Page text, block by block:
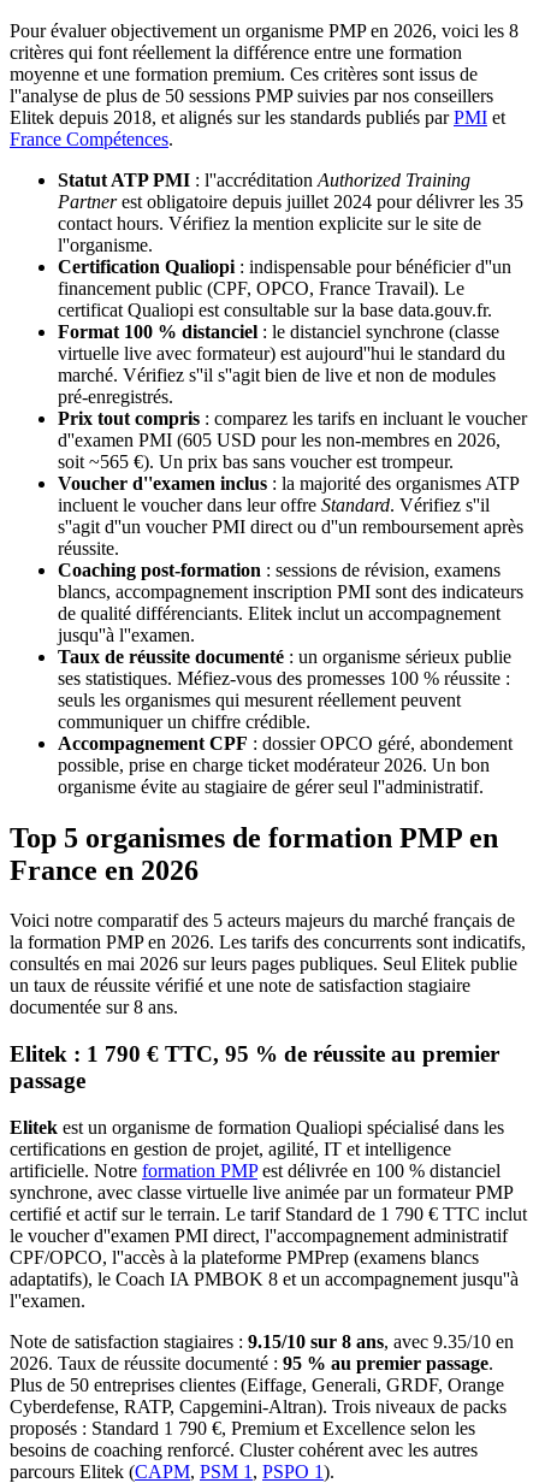
Pour évaluer objectivement un organisme PMP en 2026, voici les 8
critères qui font réellement la différence entre une formation
moyenne et une formation premium. Ces critères sont issus de
l''analyse de plus de 50 sessions PMP suivies par nos conseillers
Elitek depuis 2018, et alignés sur les standards publiés parPMI et
France Compétences.
Statut ATP PMI : l''accréditation Authorized Training
Partnerest obligatoire depuis juillet 2024 pour délivrer les 35
contact hours. Vérifiez la mention explicite sur le site de
l''organisme.
Certification Qualiopi : indispensable pour bénéficier d''un
financement public (CPF, OPCO, France Travail). Le
certificat Qualiopi est consultable sur la base data.gouv.fr.
Format 100 % distanciel : le distanciel synchrone (classe
virtuelle live avec formateur) est aujourd''hui le standard du
marché. Vérifiez s''il s''agit bien de live et non de modules
pré-enregistrés.
Prix tout compris : comparez les tarifs en incluant le voucher
d''examen PMI (605 USD pour les non-membres en 2026,
soit ~565 €). Un prix bas sans voucher est trompeur.
Voucher d''examen inclus : la majorité des organismes ATP
incluent le voucher dans leur offre Standard. Vérifiez s''il
s''agit d''un voucher PMI direct ou d''un remboursement après
réussite.
Coaching post-formation : sessions de révision, examens
blancs, accompagnement inscription PMI sont des indicateurs
de qualité différenciants. Elitek inclut un accompagnement
jusqu''à l''examen.
Taux de réussite documenté : un organisme sérieux publie
ses statistiques. Méfiez-vous des promesses 100 % réussite :
seuls les organismes qui mesurent réellement peuvent
communiquer un chiffre crédible.
Accompagnement CPF : dossier OPCO géré, abondement
possible, prise en charge ticket modérateur 2026. Un bon
organisme évite au stagiaire de gérer seul l''administratif.
Top 5 organismes de formation PMP en
France en 2026
Voici notre comparatif des 5 acteurs majeurs du marché français de
la formation PMP en 2026. Les tarifs des concurrents sont indicatifs,
consultés en mai 2026 sur leurs pages publiques. Seul Elitek publie
un taux de réussite vérifié et une note de satisfaction stagiaire
documentée sur 8 ans.
Elitek : 1 790 € TTC, 95 % de réussite au premier
passage
Elitek est un organisme de formation Qualiopi spécialisé dans les
certifications en gestion de projet, agilité, IT et intelligence
artificielle. Notre formation PMPest délivrée en 100 % distanciel
synchrone, avec classe virtuelle live animée par un formateur PMP
certifié et actif sur le terrain. Le tarif Standard de 1 790 € TTC inclut
le voucher d''examen PMI direct, l''accompagnement administratif
CPF/OPCO, l''accès à la plateforme PMPrep (examens blancs
adaptatifs), le Coach IA PMBOK 8 et un accompagnement jusqu''à
l''examen.
Note de satisfaction stagiaires : 9.15/10 sur 8 ans, avec 9.35/10 en
2026. Taux de réussite documenté : 95 % au premier passage.
Plus de 50 entreprises clientes (Eiffage, Generali, GRDF, Orange
Cyberdefense, RATP, Capgemini-Altran). Trois niveaux de packs
proposés : Standard 1 790 €, Premium et Excellence selon les
besoins de coaching renforcé. Cluster cohérent avec les autres
parcours Elitek (CAPM, PSM 1 , PSPO 1).